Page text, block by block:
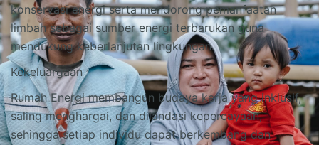
konservasi energi serta mendorong pemanfaatan
limbah sebagai sumber energi terbarukan guna
mendukung keberlanjutan lingkungan.
Kekeluargaan
Rumah Energi membangun budaya kerja yang inklusif,
saling menghargai, dan dilandasi kepercayaan,
sehingga setiap individu dapat berkembang dan